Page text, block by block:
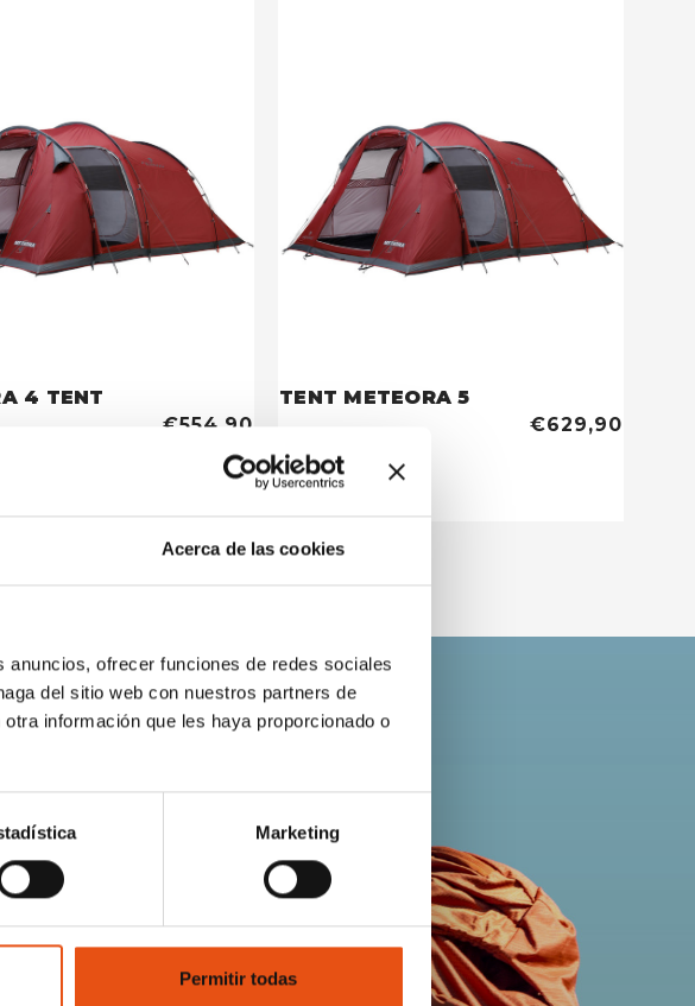
Acerca de las cookies
ofrecer funciones de redes sociales
del sitio web con nuestros partners de
información que les haya proporcionado o
Marketing
Permitir todas
METEORA 4 TENT
€554,90
TENT METEORA 5
€629,90